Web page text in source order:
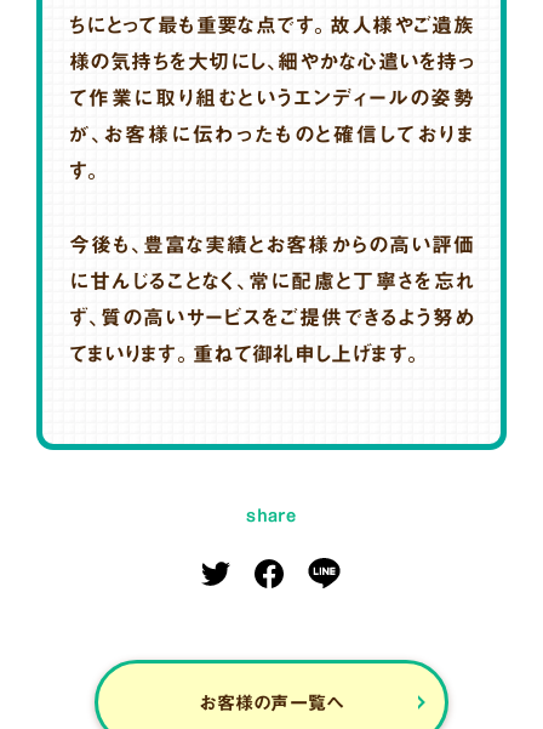
ちにとって最も重要な点です。故人様やご遺族
様の気持ちを大切にし、細やかな心遣いを持っ
て作業に取り組むというエンディールの姿勢
が、お客様に伝わったものと確信しておりま
す。
今後も、豊富な実績とお客様からの高い評価
に甘んじることなく、常に配慮と丁寧さを忘れ
ず、質の高いサービスをご提供できるよう努め
てまいります。重ねて御礼申し上げます。
share
お客様の声一覧へ